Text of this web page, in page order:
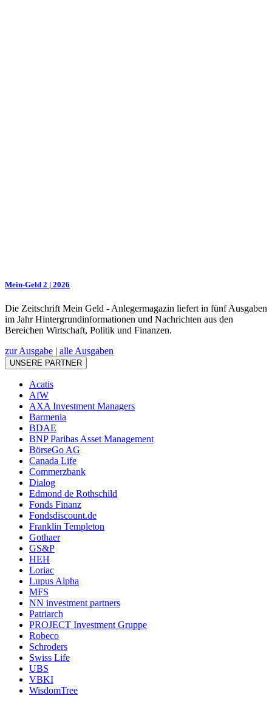
Mein-Geld 2 | 2026
Die Zeitschrift Mein Geld - Anlegermagazin liefert in fünf Ausgaben
im Jahr Hintergrundinformationen und Nachrichten aus den
Bereichen Wirtschaft, Politik und Finanzen.
zur Ausgabe | alle Ausgaben
UNSERE PARTNER
Acatis
AfW
AXA Investment Managers
Barmenia
BDAE
BNP Paribas Asset Management
BörseGo AG
Canada Life
Commerzbank
Dialog
Edmond de Rothschild
Fonds Finanz
Fondsdiscount.de
Franklin Templeton
Gothaer
GS&P
HEH
Loriac
Lupus Alpha
MFS
NN investment partners
Patriarch
PROJECT Investment Gruppe
Robeco
Schroders
Swiss Life
UBS
VBKI
WisdomTree